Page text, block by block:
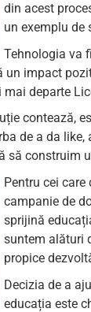
din acest
un exemplu de
Tehnologia va
impact
departe
contează,
de a da
să construim
Pentru cei
campanie de
sprijină
suntem alături
propice
Decizia de a
educația este